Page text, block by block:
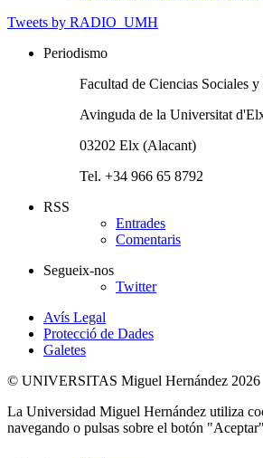
Tweets by RADIO_UMH
Periodismo
Facultad de Ciencias Sociales
Avinguda de la Universitat
03202 Elx (Alacant)
Tel. +34 966 65 8792
RSS
Entrades
Comentaris
Segueix-nos
Twitter
Avís Legal
Protecció de Dades
Galetes
© UNIVERSITAS Miguel Hernández 2026
La Universidad Miguel Hernández utiliza
navegando o pulsas sobre el botón